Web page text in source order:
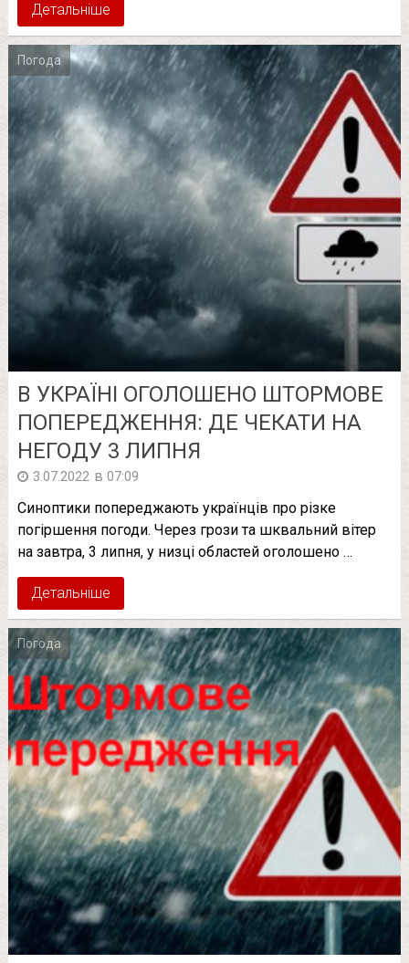
Детальніше
Погода
В УКРАЇНІ ОГОЛОШЕНО ШТOРМOВE
ПОПЕРЕДЖЕННЯ: ДЕ ЧЕКАТИ НА
НЕГОДУ 3 ЛИПНЯ
3.07.2022 в 07:09
Синоптики попереджають українців про різке
погіршення погоди. Через грози та шквальний вітер
на завтра, 3 липня, у низці областей оголошено …
Детальніше
Погода